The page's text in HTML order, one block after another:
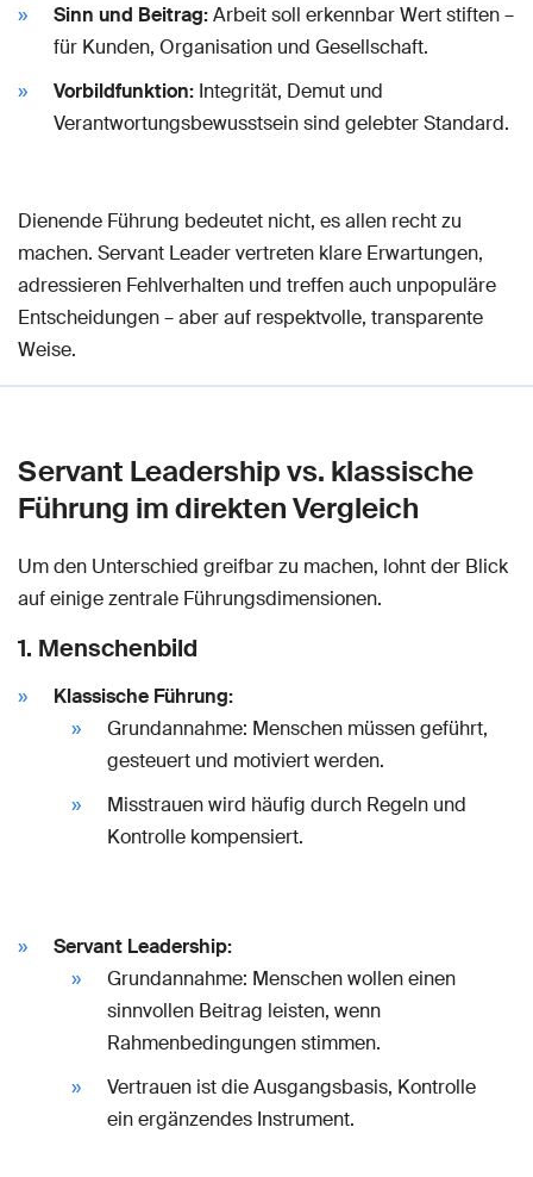
Sinn und Beitrag:Arbeit soll erkennbar Wert stiften –
für Kunden, Organisation und Gesellschaft.
Vorbildfunktion: Integrität, Demut und
Verantwortungsbewusstsein sind gelebter Standard.
Dienende Führung bedeutet nicht, es allen recht zu
machen. Servant Leader vertreten klare Erwartungen,
adressieren Fehlverhalten und treffen auch unpopuläre
Entscheidungen – aber auf respektvolle, transparente
Weise.
Servant Leadership vs. klassische
Führung im direkten Vergleich
Um den Unterschied greifbar zu machen, lohnt der Blick
auf einige zentrale Führungsdimensionen.
1. Menschenbild
Klassische Führung:
Grundannahme: Menschen müssen geführt,
gesteuert und motiviert werden.
Misstrauen wird häufig durch Regeln und
Kontrolle kompensiert.
Servant Leadership:
Grundannahme: Menschen wollen einen
sinnvollen Beitrag leisten, wenn
Rahmenbedingungen stimmen.
Vertrauen ist die Ausgangsbasis, Kontrolle
ein ergänzendes Instrument.